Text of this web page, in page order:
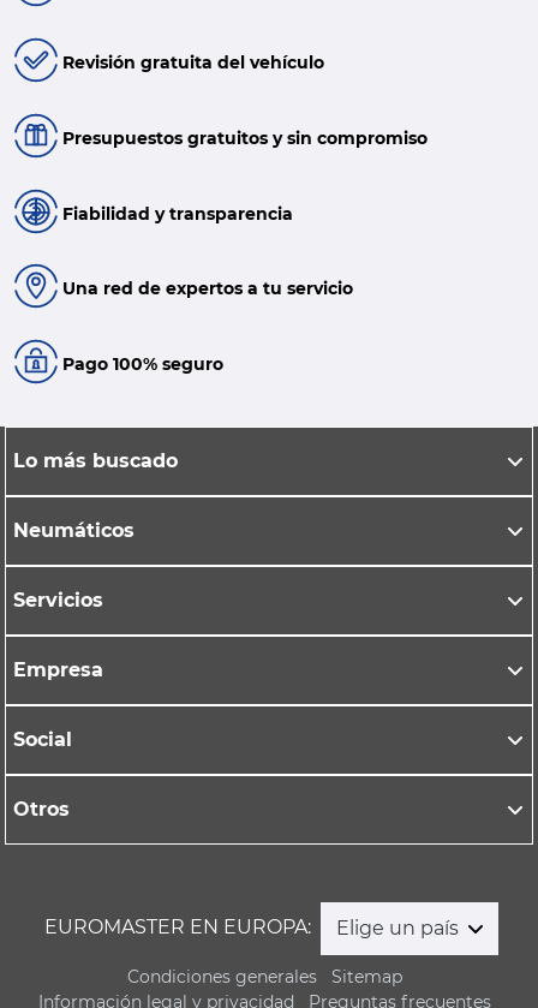
Revisión gratuita del vehículo
Presupuestos gratuitos y sin compromiso
Fiabilidad y transparencia
Una red de expertos a tu servicio
Pago 100% seguro
Lo más buscado
Neumáticos
Servicios
Empresa
Social
Otros
EUROMASTER EN EUROPA: Elige un país
Condiciones generales
Sitemap
Información legal y privacidad
Preguntas frecuentes